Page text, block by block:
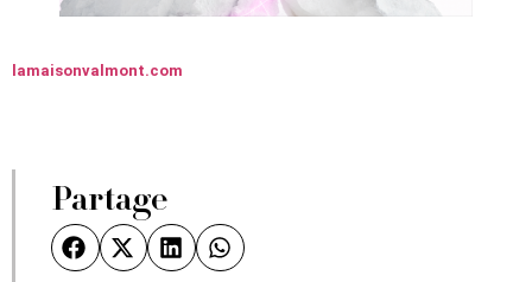
lamaisonvalmont.com
Partage